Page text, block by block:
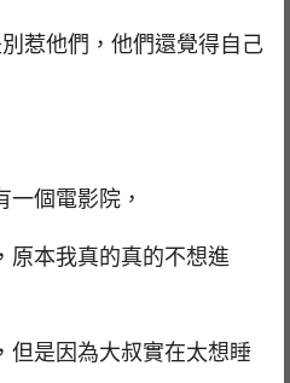
惹他們，他們還覺得自己
個電影院，
原本我真的真的不想進
但是因為大叔實在太想睡